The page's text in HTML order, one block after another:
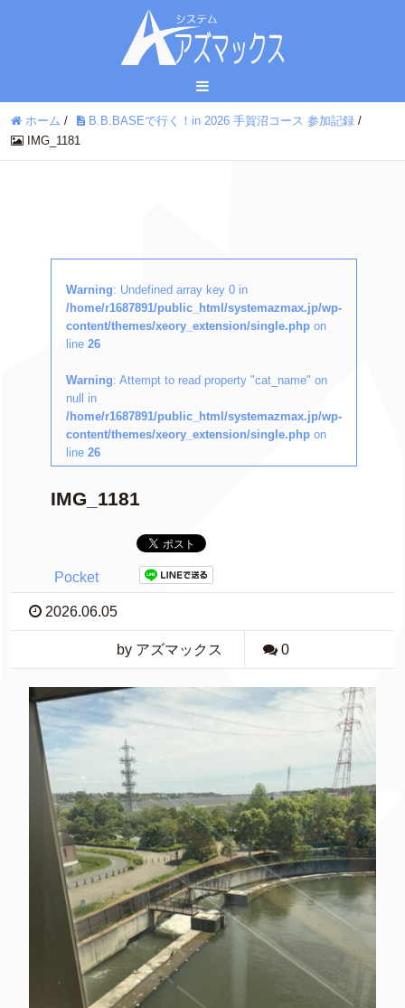
ホーム / B.B.BASEで行く！in 2026 手賀沼コース 参加記録 /
IMG_1181
Warning: Undefined array key 0 in
/home/r1687891/public_html/systemazmax.jp/wp-
content/themes/xeory_extension/single.php on
line 26
Warning: Attempt to read property "cat_name" on
null in
/home/r1687891/public_html/systemazmax.jp/wp-
content/themes/xeory_extension/single.php on
line 26
IMG_1181
Pocket
2026.06.05
by アズマックス 0